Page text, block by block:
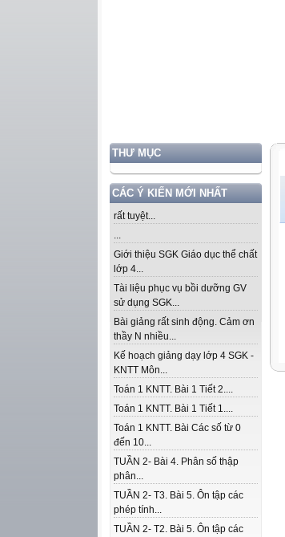
THƯ MỤC
CÁC Ý KIẾN MỚI NHẤT
rất tuyệt...
...
Giới thiệu SGK Giáo dục thể chất
lớp 4...
Tài liệu phục vụ bồi dưỡng GV
sử dụng SGK...
Bài giảng rất sinh động. Cảm ơn
thầy N nhiều...
Kế hoạch giảng dạy lớp 4 SGK -
KNTT Môn...
Toán 1 KNTT. Bài 1 Tiết 2....
Toán 1 KNTT. Bài 1 Tiết 1....
Toán 1 KNTT. Bài Các số từ 0
đến 10...
TUẦN 2- Bài 4. Phân số thập
phân...
TUẦN 2- T3. Bài 5. Ôn tập các
phép tính...
TUẦN 2- T2. Bài 5. Ôn tập các